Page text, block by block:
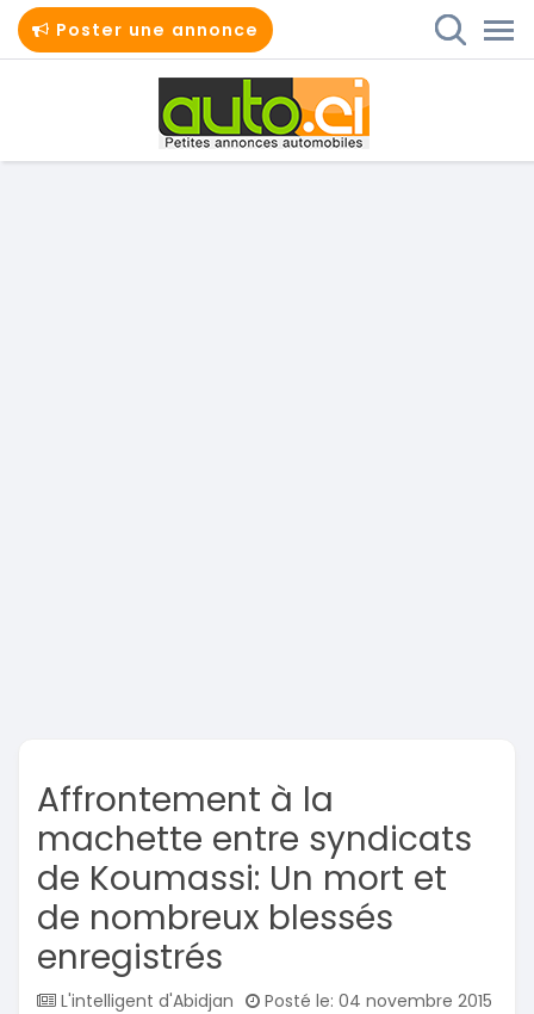
Poster une annonce
Affrontement à la
machette entre syndicats
de Koumassi: Un mort et
de nombreux blessés
enregistrés
L'intelligent d'Abidjan Posté le: 04 novembre 2015